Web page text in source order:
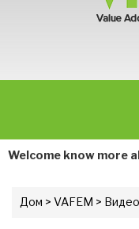
Welcome know more
Дом > VAFEM >